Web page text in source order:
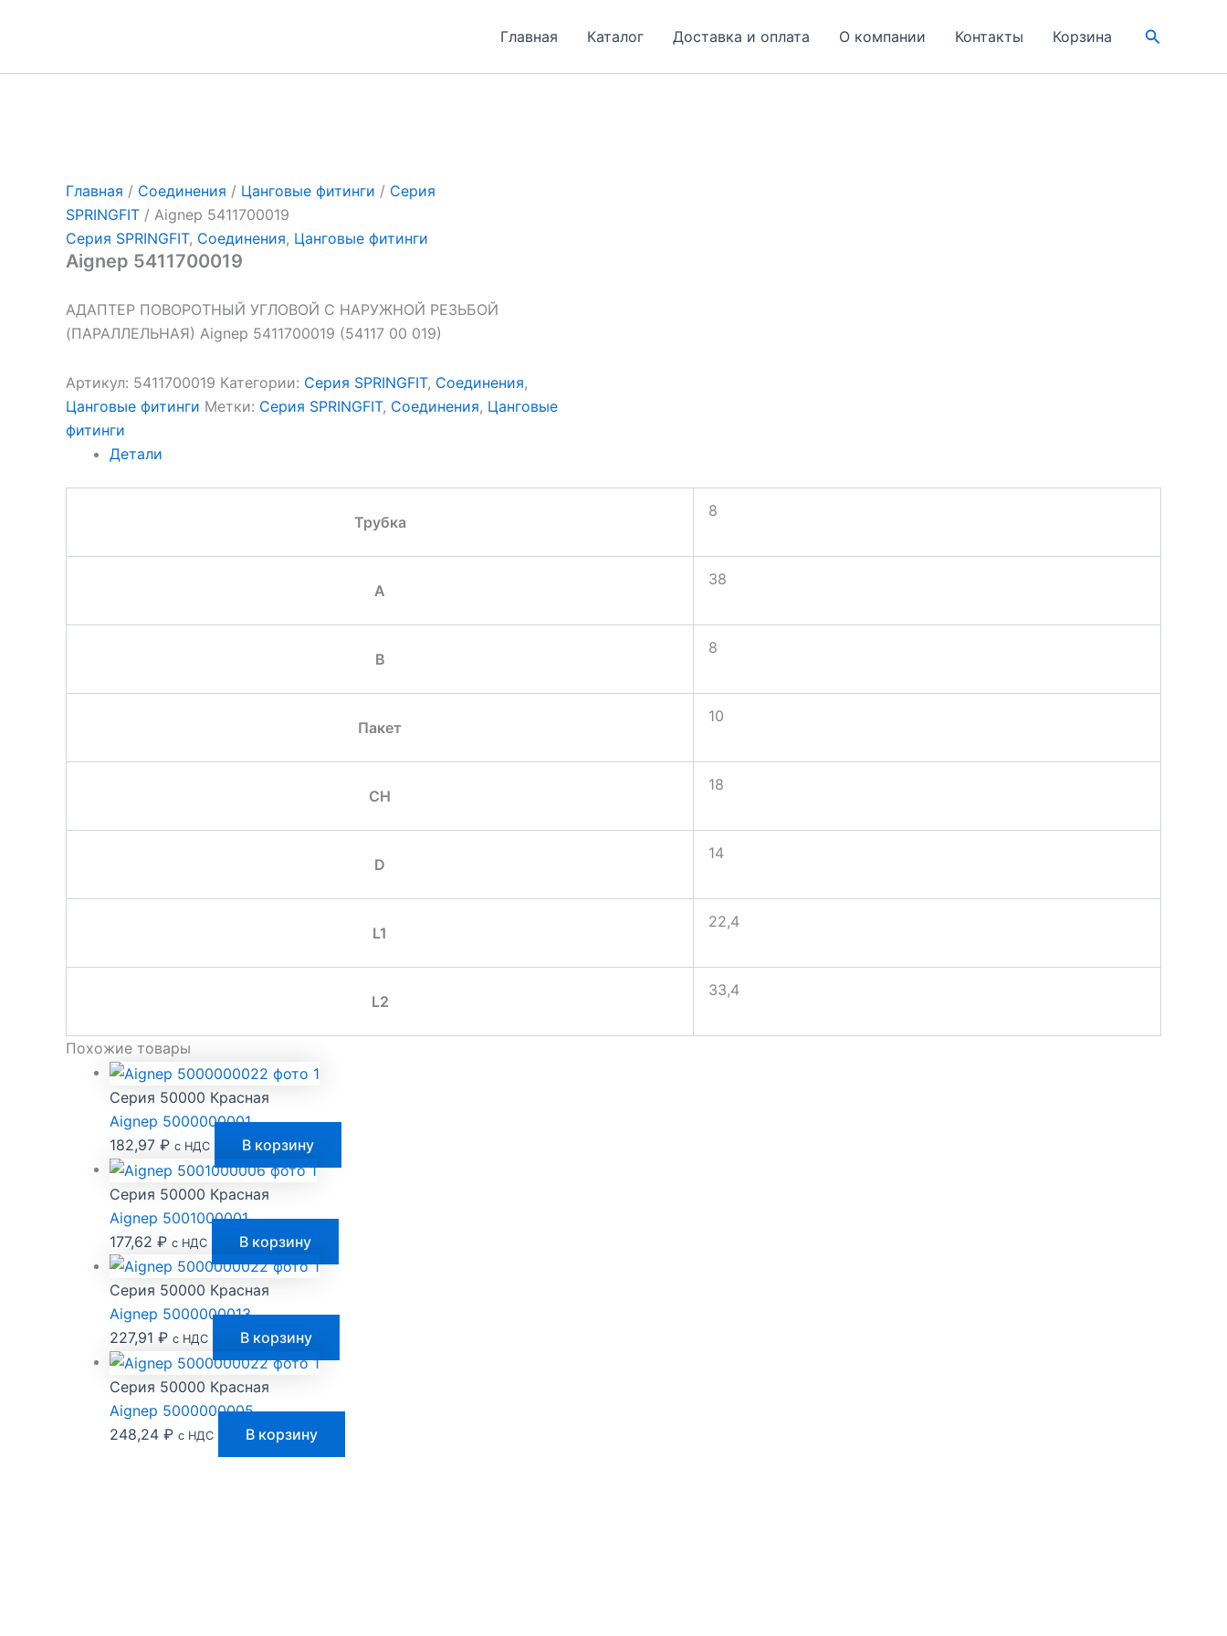
Главная Каталог Доставка и оплата О компании Контакты Корзина Поиск
Главная / Соединения / Цанговые фитинги / Серия
SPRINGFIT / Aignep 5411700019
Серия SPRINGFIT, Соединения, Цанговые фитинги
Aignep 5411700019
АДАПТЕР ПОВОРОТНЫЙ УГЛОВОЙ С НАРУЖНОЙ РЕЗЬБОЙ
(ПАРАЛЛЕЛЬНАЯ) Aignep 5411700019 (54117 00 019)
Артикул: 5411700019 Категории: Серия SPRINGFIT, Соединения,
Цанговые фитинги Метки: Серия SPRINGFIT, Соединения, Цанговые
фитинги
Детали
Трубка
8
A
38
B
8
Пакет
10
CH
18
D
14
L1
22,4
L2
33,4
Похожие товары
Серия 50000 Красная
Aignep 5000000001
182,97 ₽ с НДС В корзину
Серия 50000 Красная
Aignep 5001000001
177,62 ₽ с НДС В корзину
Серия 50000 Красная
Aignep 5000000013
227,91 ₽ с НДС В корзину
Серия 50000 Красная
Aignep 5000000005
248,24 ₽ с НДС В корзину